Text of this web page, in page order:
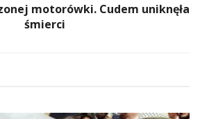
motorówki. Cudem uniknęła
śmierci